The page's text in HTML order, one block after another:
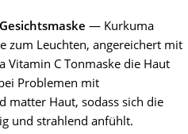
— Kurkuma
zum Leuchten, angereichert mit
Vitamin C Tonmaske die Haut
Problemen mit
matter Haut, sodass sich die
und strahlend anfühlt.